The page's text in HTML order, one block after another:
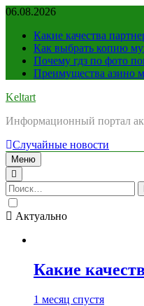
Перейти
содержимому
06.08.2026
Какие качества
Как выбрать копию
Почему гдз по фото
Преимущества азино
Keltart
Информационный портал
Случайные новости
Меню
Найти:
Актуально
Какие
1 месяц спустя